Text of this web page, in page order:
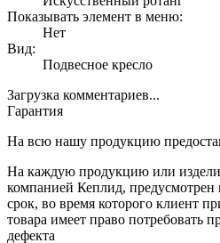
Показывать элемент в меню:
Нет
Вид:
Подвесное кресло
Загрузка комментариев...
Гарантия
На всю нашу продукцию
На каждую продукцию или
компанией Кеплид,
срок, во время которого клиент
товара имеет право потребовать
дефекта